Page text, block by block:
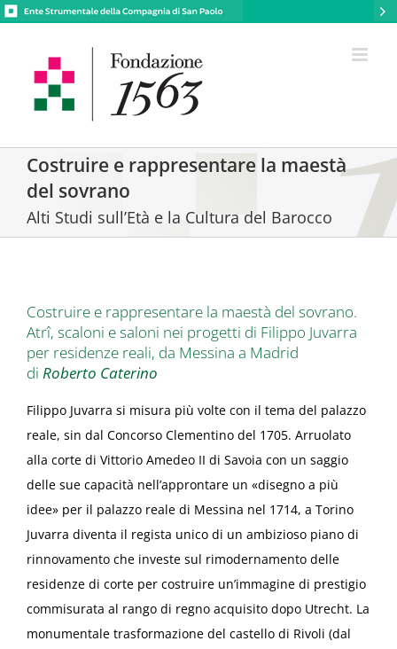
Costruire e rappresentare la maestà
del sovrano
Alti Studi sull’Età e la Cultura del Barocco
Costruire e rappresentare la maestà del sovrano.
Atrî, scaloni e saloni nei progetti di Filippo Juvarra
per residenze reali, da Messina a Madrid
di Roberto Caterino
Filippo Juvarra si misura più volte con il tema del palazzo
reale, sin dal Concorso Clementino del 1705. Arruolato
alla corte di Vittorio Amedeo II di Savoia con un saggio
delle sue capacità nell’approntare un «disegno a più
idee» per il palazzo reale di Messina nel 1714, a Torino
Juvarra diventa il regista unico di un ambizioso piano di
rinnovamento che investe sul rimodernamento delle
residenze di corte per costruire un’immagine di prestigio
commisurata al rango di regno acquisito dopo Utrecht. La
monumentale trasformazione del castello di Rivoli (dal